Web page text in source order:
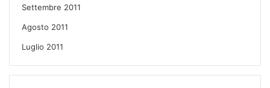
Settembre 2011
Agosto 2011
Luglio 2011